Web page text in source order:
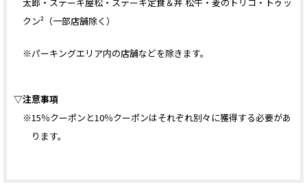
クン²（一部店舗除く）
※パーキングエリア内の店舗などを除きます。
▽注意事項
※15％クーポンと10％クーポンはそれぞれ別々に獲得する必要があ
ります。